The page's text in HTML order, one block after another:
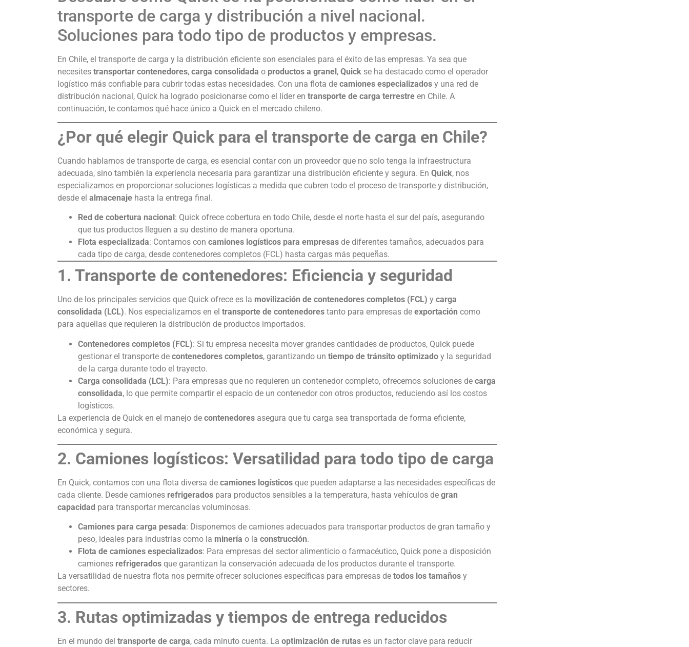
transporte de carga y distribución a nivel nacional.
Soluciones para todo tipo de productos y empresas.
En Chile, el transporte de carga y la distribución eficiente son esenciales para el éxito de las empresas. Ya sea que
necesites transportar contenedores, carga consolidada o productos a granel, Quick se ha destacado como el operador
logístico más confiable para cubrir todas estas necesidades. Con una flota de camiones especializados y una red de
distribución nacional, Quick ha logrado posicionarse como el líder en transporte de carga terrestre en Chile. A
continuación, te contamos qué hace único a Quick en el mercado chileno.
¿Por qué elegir Quick para el transporte de carga en Chile?
Cuando hablamos de transporte de carga, es esencial contar con un proveedor que no solo tenga la infraestructura
adecuada, sino también la experiencia necesaria para garantizar una distribución eficiente y segura. En Quick, nos
especializamos en proporcionar soluciones logísticas a medida que cubren todo el proceso de transporte y distribución,
desde el almacenaje hasta la entrega final.
Red de cobertura nacional : Quick ofrece cobertura en todo Chile, desde el norte hasta el sur del país, asegurando
que tus productos lleguen a su destino de manera oportuna.
Flota especializada: Contamos con camiones logísticos para empresas de diferentes tamaños, adecuados para
cada tipo de carga, desde contenedores completos (FCL) hasta cargas más pequeñas.
1. Transporte de contenedores: Eficiencia y seguridad
Uno de los principales servicios que Quick ofrece es la movilización de contenedores completos (FCL) y carga
consolidada (LCL). Nos especializamos en el transporte de contenedores tanto para empresas de exportación como
para aquellas que requieren la distribución de productos importados.
Contenedores completos (FCL): Si tu empresa necesita mover grandes cantidades de productos, Quick puede
gestionar el transporte de contenedores completos, garantizando un tiempo de tránsito optimizado y la seguridad
de la carga durante todo el trayecto.
Carga consolidada (LCL): Para empresas que no requieren un contenedor completo, ofrecemos soluciones de carga
consolidada, lo que permite compartir el espacio de un contenedor con otros productos, reduciendo así los costos
logísticos.
La experiencia de Quick en el manejo de contenedores asegura que tu carga sea transportada de forma eficiente,
económica y segura.
2. Camiones logísticos: Versatilidad para todo tipo de carga
En Quick, contamos con una flota diversa de camiones logísticos que pueden adaptarse a las necesidades específicas de
cada cliente. Desde camiones refrigerados para productos sensibles a la temperatura, hasta vehículos de gran
capacidad para transportar mercancías voluminosas.
Camiones para carga pesada: Disponemos de camiones adecuados para transportar productos de gran tamaño y
peso, ideales para industrias como la minería o la construcción.
Flota de camiones especializados: Para empresas del sector alimenticio o farmacéutico, Quick pone a disposición
camiones refrigerados que garantizan la conservación adecuada de los productos durante el transporte.
La versatilidad de nuestra flota nos permite ofrecer soluciones específicas para empresas de todos los tamaños y
sectores.
3. Rutas optimizadas y tiempos de entrega reducidos
En el mundo del transporte de carga, cada minuto cuenta. La optimización de rutas es un factor clave para reducir